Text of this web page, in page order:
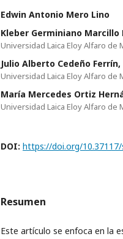
Edwin Antonio Mero Lino
Kleber Germiniano Marcillo
Universidad Laica Eloy Alfaro de
Julio Alberto Cedeño Ferrín,
Universidad Laica Eloy Alfaro de
María Mercedes Ortiz
Universidad Laica Eloy Alfaro de
DOI: https://doi.org/10.37117/
Resumen
Este artículo se enfoca en la